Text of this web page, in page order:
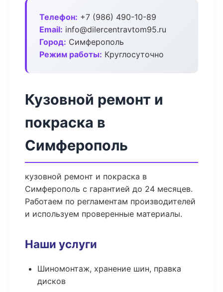
Телефон: +7 (986) 490-10-89
Email: info@dilercentravtom95.ru
Город: Симферополь
Режим работы: Круглосуточно
Кузовной ремонт и
покраска в
Симферополь
кузовной ремонт и покраска в
Симферополь с гарантией до 24 месяцев.
Работаем по регламентам производителей
и используем проверенные материалы.
Наши услуги
Шиномонтаж, хранение шин, правка
дисков